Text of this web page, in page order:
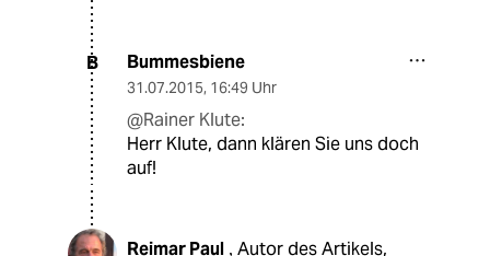
B Bummesbiene
31.07.2015, 16:49 Uhr
@Rainer Klute:
Herr Klute, dann klären Sie uns doch
auf!
Reimar Paul , Autor des Artikels,